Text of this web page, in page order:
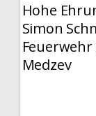
Hohe
Simon
Medzev